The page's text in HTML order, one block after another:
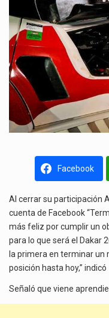
Facebook
Al cerrar su participación
cuenta de Facebook
más feliz por cumplir un
para lo que será el Dakar
la primera en terminar un
posición hasta hoy,” indicó
Señaló que viene